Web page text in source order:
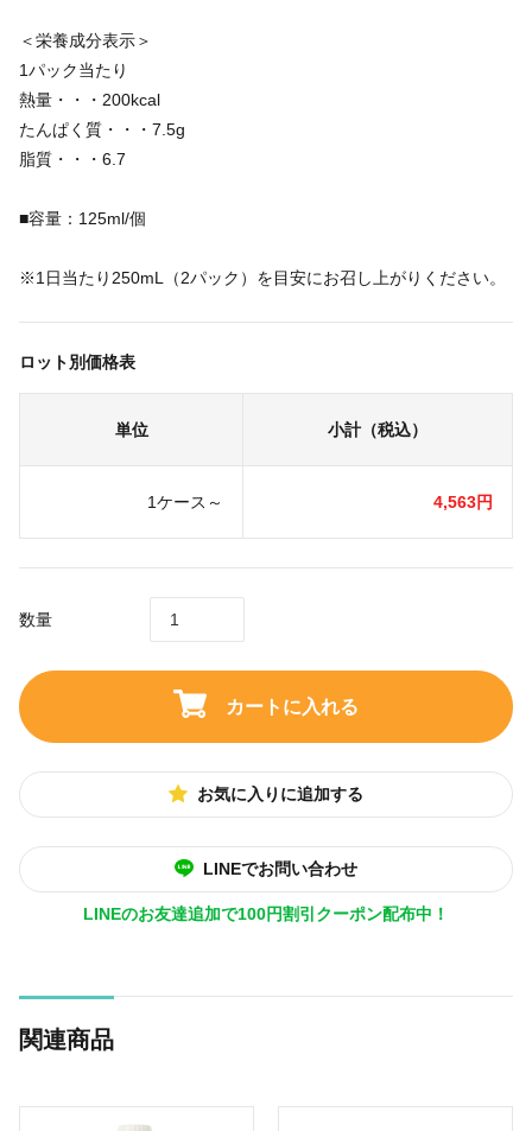
＜栄養成分表示＞
1パック当たり
熱量・・・200kcal
たんぱく質・・・7.5g
脂質・・・6.7
■容量：125ml/個
※1日当たり250mL（2パック）を目安にお召し上がりください。
ロット別価格表
単位 小計（税込）
1ケース～ 4,563円
数量
カートに入れる
お気に入りに追加する
LINEでお問い合わせ
LINEのお友達追加で100円割引クーポン配布中！
関連商品